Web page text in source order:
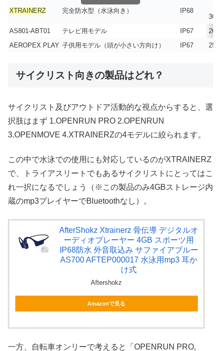
XTRAINERZ 完全防水型（水泳向き）
IP68
30g
AS801-ABT01
テレビ用モデル IP67
26g
AEROPEX PLAY 子供用モデル（頭が小さい方向け） IP67
サイクリスト向きの製品はどれ？
サイクリスト及びアウトドア活動的な視点からすると、選
択肢はまず 1.OPENRUN PRO 2.OPENRUN
3.OPENMOVE 4.XTRAINERZの4モデルに絞られます。
この中で水泳での使用にも対応しているのがXTRAINERZ
で、トライアスリートでもあるサイクリストにとってはこ
れ一択になるでしょう（※この製品のみ4GBストレージ内
蔵のmp3プレイヤーでBluetoothなし）。
AfterShokz Xtrainerz 骨伝導 デジタルオ
ーディオプレーヤー 4GB スポーツ用
IP68防水 外音取込み サファイアブルー
AS700 AFTEP000017 水泳用mp3 耳か
け式
Aftershokz
Amazonで見る
一方、自転車オンリーで考えると「OPENRUN PRO,